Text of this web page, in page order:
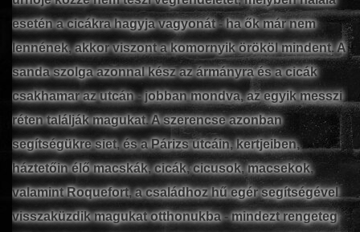
esetén a cicákra hagyja vagyonát - ha ők már nem
lennének, akkor viszont a komornyik örököl mindent. A
sanda szolga azonnal kész az ármányra és a cicák
csakhamar az utcán - jobban mondva, az egyik messzi
réten találják magukat. A szerencse azonban
segítségükre siet, és a Párizs utcáin, kertjeiben,
háztetőin élő macskák, cicák, cicusok, macsekok,
valamint Roquefort, a családhoz hű egér segítségével
visszaküzdik magukat otthonukba - mindezt rengeteg